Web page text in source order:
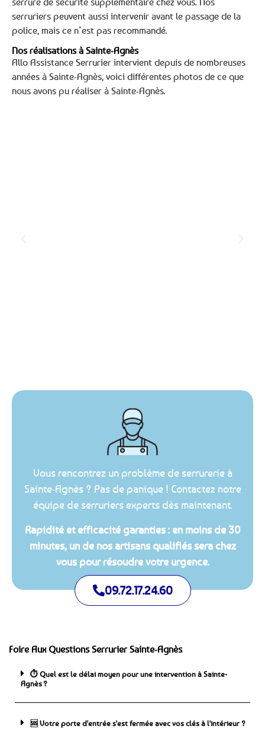
serruriers peuvent aussi intervenir avant le passage de la
police, mais ce n’est pas recommandé.
Nos réalisations à Sainte-Agnès
Allo Assistance Serrurier intervient depuis de nombreuses
années à Sainte-Agnès, voici différentes photos de ce que
nous avons pu réaliser à Sainte-Agnès.
Vous rencontrez un problème de serrurerie à
Sainte-Agnès ? Pas de panique ! Contactez notre
équipe de serruriers experts dès maintenant.
Rapidité et efficacité garanties : en moins de 30
minutes, un de nos artisans qualifiés sera chez
vous pour résoudre votre urgence.
09.72.17.24.60
Foire Aux Questions Serrurier Sainte-Agnès
⏱️ Quel est le délai moyen pour une intervention à Sainte-
Agnès ?
🆘 ️Votre porte d'entrée s'est fermée avec vos clés à l'intérieur ?